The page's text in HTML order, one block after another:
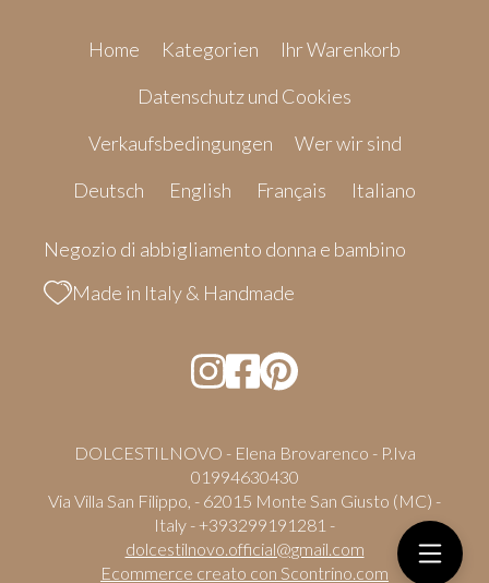
Home Kategorien
Ihr Warenkorb
Datenschutz und Cookies
Verkaufsbedingungen
Wer wir sind
Deutsch
English Français Italiano
Negozio di abbigliamento donna e bambino
Made in Italy & Handmade
DOLCESTILNOVO - Elena Brovarenco - P.Iva
01994630430
Via Villa San Filippo, - 62015 Monte San Giusto (MC) -
Italy - +393299191281 -
dolcestilnovo.official@gmail.com
Ecommerce creato con Scontrino.com